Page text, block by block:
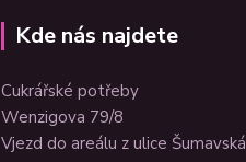
Kde nás najdete
Cukrářské potřeby
Wenzigova 79/8
Vjezd do areálu z ulice Šumavská